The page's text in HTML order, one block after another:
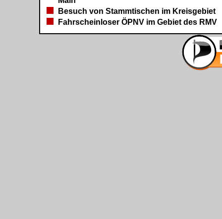
Besuch von Stammtischen im Kreisgebiet
Fahrscheinloser ÖPNV im Gebiet des RMV